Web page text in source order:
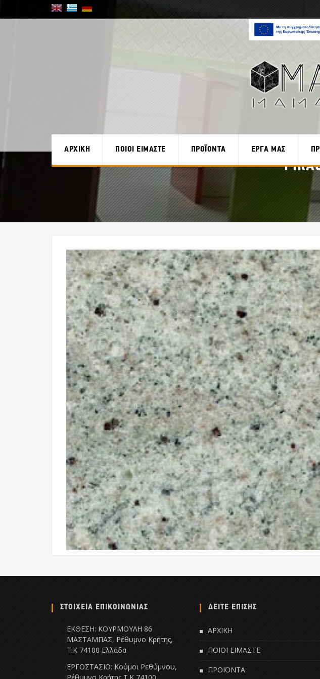
ΑΡΧΙΚΗ ΠΟΙΟΙ ΕΙΜΑΣΤΕ ΠΡΟΪΟΝΤΑ ΕΡΓΑ ΜΑΣ
ΣΤΟΙΧΕΙΑ ΕΠΙΚΟΙΝΩΝΙΑΣ
ΕΚΘΕΣΗ: ΚΟΥΡΜΟΥΛΗ 86
ΜΑΣΤΑΜΠΑΣ, Ρέθυμνο Κρήτης,
Τ.Κ 74100 Ελλάδα
ΕΡΓΟΣΤΑΣΙΟ: Κούμοι Ρεθύμνου,
Ρέθυμνο Κρήτης Τ.Κ 74100,
ΔΕΙΤΕ ΕΠΙΣΗΣ
ΑΡΧΙΚΗ
ΠΟΙΟΙ ΕΙΜΑΣΤΕ
ΠΡΟΪΟΝΤΑ